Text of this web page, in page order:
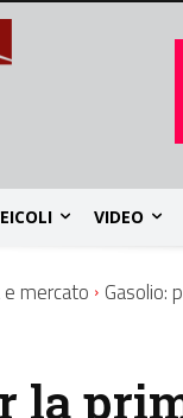
VIDEO
e mercato Gasolio:
la